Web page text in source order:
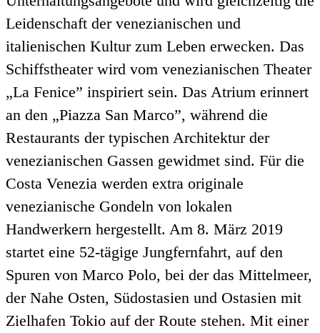
Leidenschaft der venezianischen und
italienischen Kultur zum Leben erwecken. Das
Schiffstheater wird vom venezianischen Theater
„La Fenice” inspiriert sein. Das Atrium erinnert
an den „Piazza San Marco”, während die
Restaurants der typischen Architektur der
venezianischen Gassen gewidmet sind. Für die
Costa Venezia werden extra originale
venezianische Gondeln von lokalen
Handwerkern hergestellt. Am 8. März 2019
startet eine 52-tägige Jungfernfahrt, auf den
Spuren von Marco Polo, bei der das Mittelmeer,
der Nahe Osten, Südostasien und Ostasien mit
Zielhafen Tokio auf der Route stehen. Mit einer